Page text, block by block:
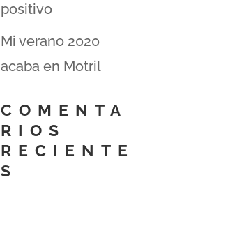
positivo
Mi verano 2020
acaba en Motril
COMENTA
RIOS
RECIENTE
S